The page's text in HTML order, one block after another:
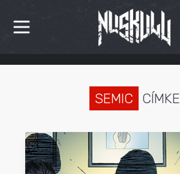
HÍREK
INTERJÚK
SEMIC CÍMKE